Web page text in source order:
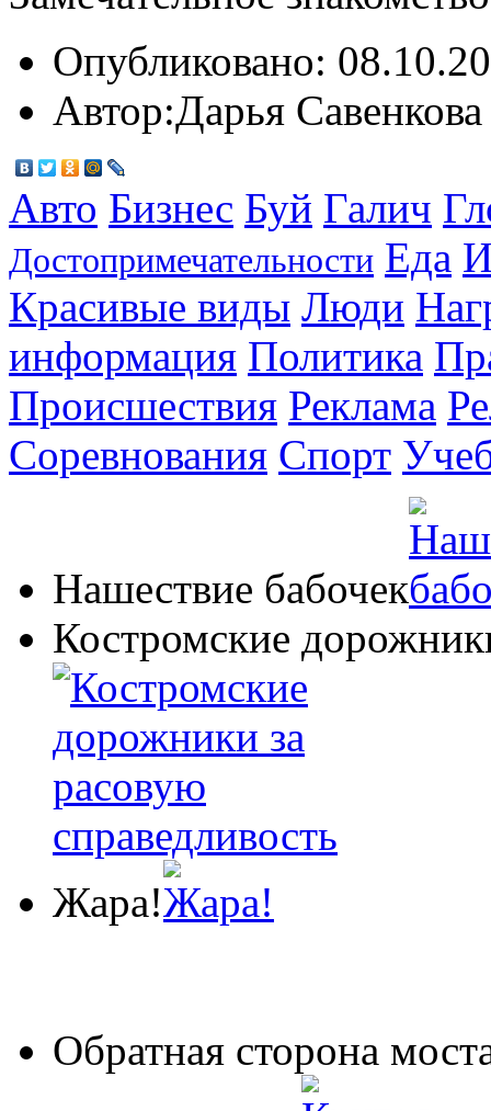
Опубликовано:
Автор:Дарья Савенкова
Авто Бизнес Буй Галич
Достопримечательности Еда
Красивые виды Люди
информация Политика
Происшествия Реклама
Соревнования Спорт
Нашествие бабочек
Костромские
Жара!
Обратная сторона